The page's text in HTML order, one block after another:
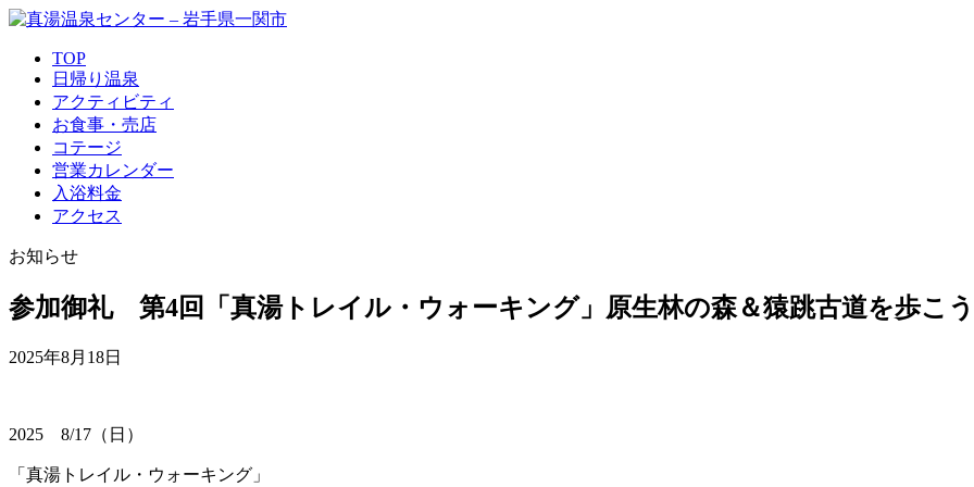
TOP
日帰り温泉
アクティビティ
お食事・売店
コテージ
営業カレンダー
入浴料金
アクセス
お知らせ
参加御礼 第4回「真湯トレイル・ウォーキング」原生林の森＆猿跳古道を歩こ
2025年8月18日
2025 8/17（日）
「真湯トレイル・ウォーキング」